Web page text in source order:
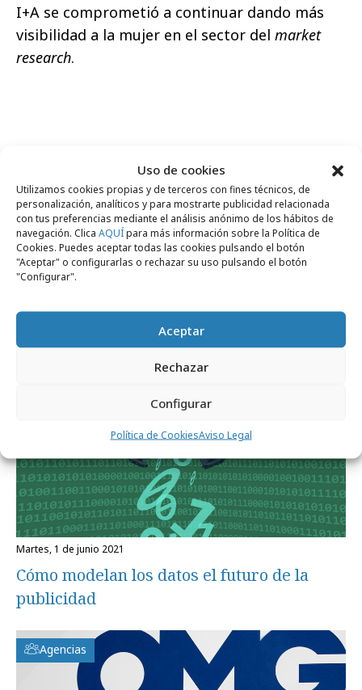
Uso de cookies
Utilizamos cookies propias y de terceros con fines técnicos, de
personalización, analíticos y para mostrarte publicidad relacionada
con tus preferencias mediante el análisis anónimo de los hábitos de
navegación. Clica AQUÍpara más información sobre la Política de
Cookies. Puedes aceptar todas las cookies pulsando el botón
"Aceptar" o configurarlas o rechazar su uso pulsando el botón
"Configurar".
Aceptar
Rechazar
Configurar
Política de CookiesAviso Legal
I+A se comprometió a continuar dando más
visibilidad a la mujer en el sector del market
research.
Noticias Relacionadas
Opinión
martes, 1 de junio 2021
Cómo modelan los datos el futuro de la
publicidad
Agencias